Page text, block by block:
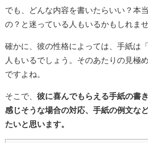
でも、どんな内容を書いたらいい？本
の？と迷っている人もいるかもしれませ
確かに、彼の性格によっては、手紙は
人もいるでしょう。そのあたりの見極
ですよね。
そこで、 彼に喜んでもらえる手紙の書
感じそうな場合の対応、手紙の例文な
たいと思います。